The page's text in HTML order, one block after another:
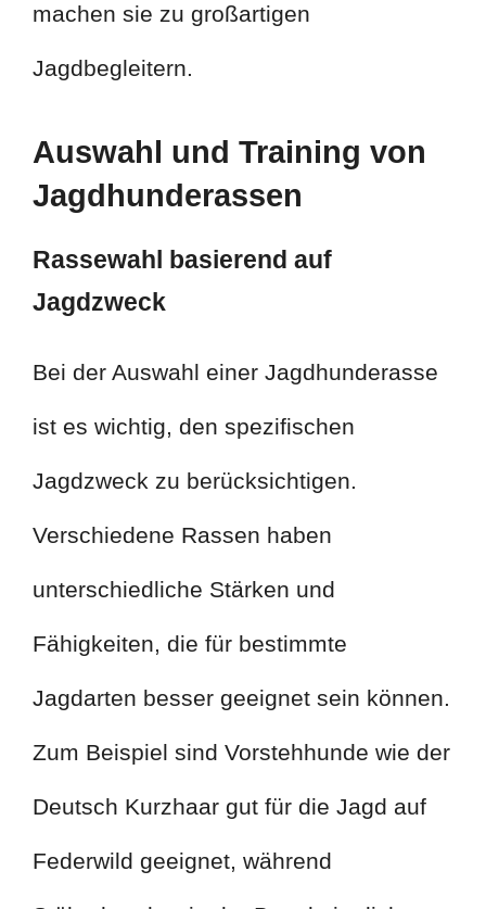
machen sie zu großartigen
Jagdbegleitern.
Auswahl und Training von
Jagdhunderassen
Rassewahl basierend auf
Jagdzweck
Bei der Auswahl einer Jagdhunderasse
ist es wichtig, den spezifischen
Jagdzweck zu berücksichtigen.
Verschiedene Rassen haben
unterschiedliche Stärken und
Fähigkeiten, die für bestimmte
Jagdarten besser geeignet sein können.
Zum Beispiel sind Vorstehhunde wie der
Deutsch Kurzhaar gut für die Jagd auf
Federwild geeignet, während